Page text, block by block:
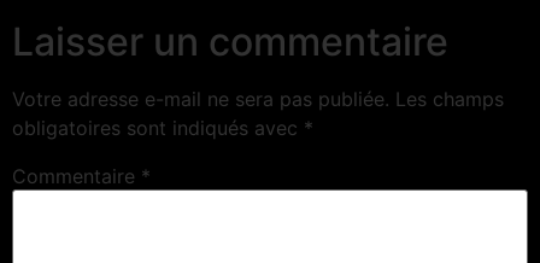
Laisser un commentaire
Votre adresse e-mail ne sera pas publiée. Les champs
obligatoires sont indiqués avec *
Commentaire *